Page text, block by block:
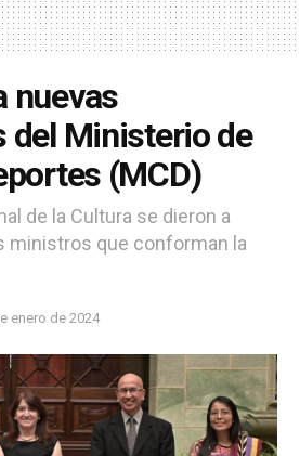
nuevas
del Ministerio de
(MCD)
de la Cultura se dieron a
ministros que conforman la
enero de 2024